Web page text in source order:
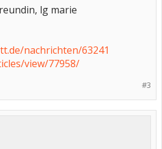
lg marie
nachrichten/63241
view/77958/
#3